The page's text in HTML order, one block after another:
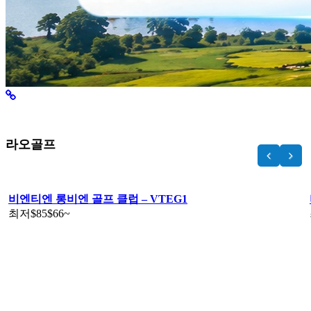
라오골프
비엔티엔 롱비엔 골프 클럽 – VTEG1
최저$85$66~